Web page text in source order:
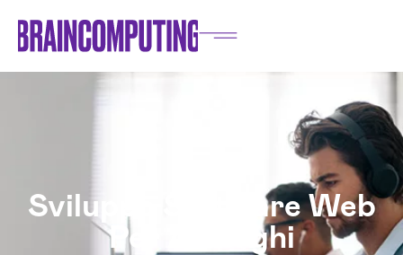
Sviluppo Software Web
Per Alberghi